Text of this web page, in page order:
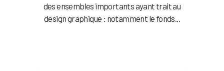
des ensembles importants ayant trait au
design graphique : notamment le fonds...